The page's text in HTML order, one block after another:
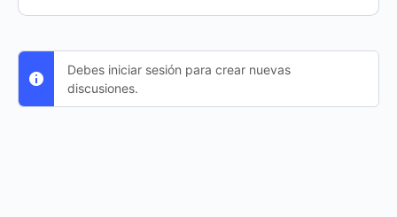
Debes iniciar sesión para crear nuevas
discusiones.